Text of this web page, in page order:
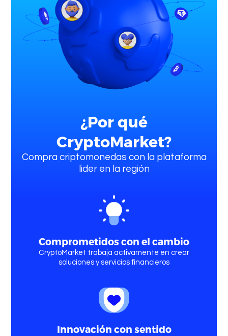
Quienes somos
Comprar
¿Por qué
CryptoMarket?
Compra criptomonedas con la plataforma
lider en la región
Comprometidos con el cambio
CryptoMarket trabaja activamente en crear
soluciones y servicios financieros
Innovación con sentido